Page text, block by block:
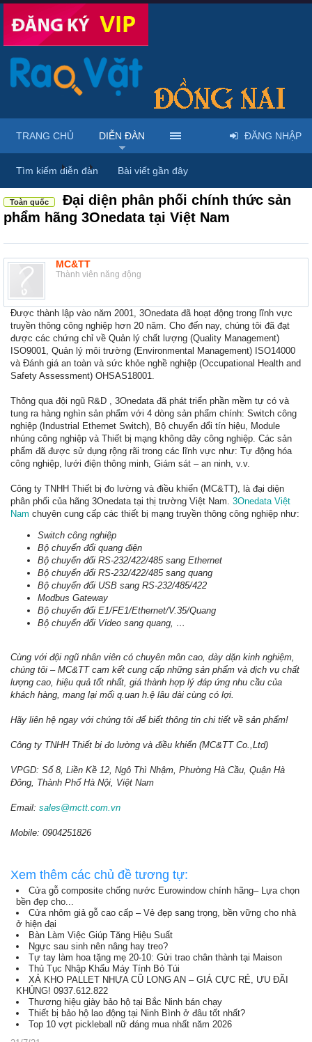
Diễn đàn ... Rao vặt tổng hợp - Uy tín - Miễn phí
Toàn quốc
Đại diện phân phối chính thức sản
phẩm hãng 3Onedata tại Việt Nam
MC&TT
Thành viên năng động
Được thành lập vào năm 2001, 3Onedata đã hoạt động trong lĩnh vực
truyền thông công nghiệp hơn 20 năm. Cho đến nay, chúng tôi đã đạt
được các chứng chỉ về Quản lý chất lượng (Quality Management)
ISO9001, Quản lý môi trường (Environmental Management) ISO14000
và Đánh giá an toàn và sức khỏe nghề nghiệp (Occupational Health and
Safety Assessment) OHSAS18001.
Thông qua đội ngũ R&D , 3Onedata đã phát triển phần mềm tự có và
tung ra hàng nghìn sản phẩm với 4 dòng sản phẩm chính: Switch công
nghiệp (Industrial Ethernet Switch), Bộ chuyển đổi tín hiệu, Module
nhúng công nghiệp và Thiết bị mạng không dây công nghiệp. Các sản
phẩm đã được sử dụng rộng rãi trong các lĩnh vực như: Tự động hóa
công nghiệp, lưới điện thông minh, Giám sát – an ninh, v.v.
Công ty TNHH Thiết bị đo lường và điều khiển (MC&TT), là đại diện
phân phối của hãng 3Onedata tại thị trường Việt Nam. 3Onedata Việt
Nam chuyên cung cấp các thiết bị mạng truyền thông công nghiệp như:
Switch công nghiệp
Bộ chuyển đổi quang điện
Bộ chuyển đổi RS-232/422/485 sang Ethernet
Bộ chuyển đổi RS-232/422/485 sang quang
Bộ chuyển đổi USB sang RS-232/485/422
Modbus Gateway
Bộ chuyển đổi E1/FE1/Ethernet/V.35/Quang
Bộ chuyển đổi Video sang quang, …
Cùng với đội ngũ nhân viên có chuyên môn cao, dày dặn kinh nghiệm,
chúng tôi – MC&TT cam kết cung cấp những sản phẩm và dịch vụ chất
lượng cao, hiệu quả tốt nhất, giá thành hợp lý đáp ứng nhu cầu của
khách hàng, mang lại mối q.uan h.ệ lâu dài cùng có lợi.
Hãy liên hệ ngay với chúng tôi để biết thông tin chi tiết về sản phẩm!
Công ty TNHH Thiết bị đo lường và điều khiển (MC&TT Co.,Ltd)
VPGD: Số 8, Liền Kề 12, Ngô Thì Nhậm, Phường Hà Cầu, Quận Hà
Đông, Thành Phố Hà Nội, Việt Nam
Email: sales@mctt.com.vn
Mobile: 0904251826
Xem thêm các chủ đề tương tự:
Cửa gỗ composite chống nước Eurowindow chính hãng– Lựa chọn
bền đẹp cho...
Cửa nhôm giả gỗ cao cấp – Vẻ đẹp sang trọng, bền vững cho nhà
ở hiện đại
Bàn Làm Việc Giúp Tăng Hiệu Suất
Ngực sau sinh nên nâng hay treo?
Tự tay làm hoa tặng mẹ 20-10: Gửi trao chân thành tại Maison
Thủ Tục Nhập Khẩu Máy Tính Bỏ Túi
XẢ KHO PALLET NHỰA CŨ LONG AN – GIÁ CỰC RẺ, ƯU ĐÃI
KHỦNG! 0937.612.822
Thương hiệu giày bảo hộ tại Bắc Ninh bán chạy
Thiết bị bảo hộ lao động tại Ninh Bình ở đâu tốt nhất?
Top 10 vợt pickleball nữ đáng mua nhất năm 2026
TRANG CHỦ DIỄN ĐÀN
Tìm kiếm diễn đàn Bài viết gần đây
ĐĂNG NHẬP